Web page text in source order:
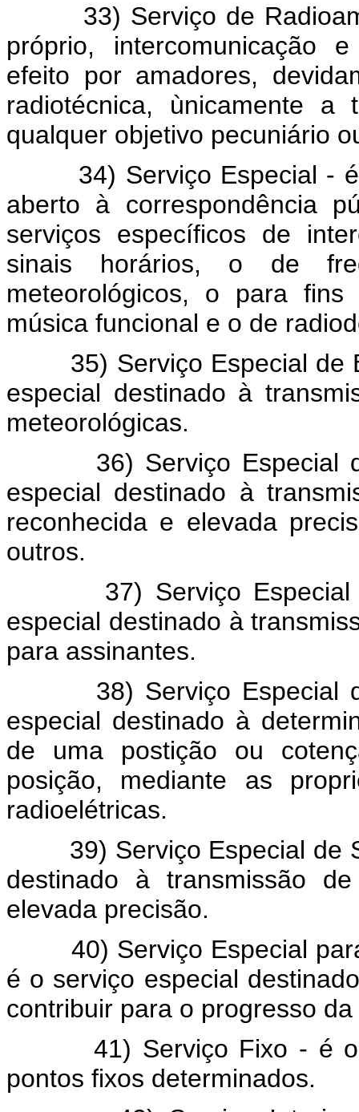
33) Serviço de
próprio, intercomunicação
efeito por amadores,
radiotécnica, ùnicamente
qualquer objetivo pecuniário
34) Serviço Especial - é
aberto à correspondência
serviços específicos de
sinais horários, o de
meteorológicos, o para
música funcional e o de
35) Serviço Especial de
especial destinado à
meteorológicas.
36) Serviço Especial de
especial destinado à
reconhecida e elevada
outros.
37) Serviço Especial
especial destinado à
para assinantes.
38) Serviço Especial de
especial destinado à
de uma postição ou
posição, mediante as
radioelétricas.
39) Serviço Especial de
destinado à transmissão
elevada precisão.
40) Serviço Especial para
é o serviço especial
contribuir para o progresso
41) Serviço Fixo - é o
pontos fixos determinados.